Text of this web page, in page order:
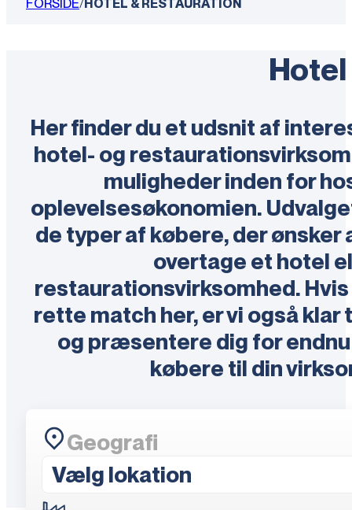
FORSIDE/HOTEL & RESTAURATION
Her finder du et udsnit af
hotel- og
muligheder inden for
oplevelsesøkonomien.
de typer af købere, der ønsker
overtage et hotel
restaurationsvirksomhed.
rette match her, er vi også klar
og præsentere dig for
købere til din
Geografi
Vælg lokation